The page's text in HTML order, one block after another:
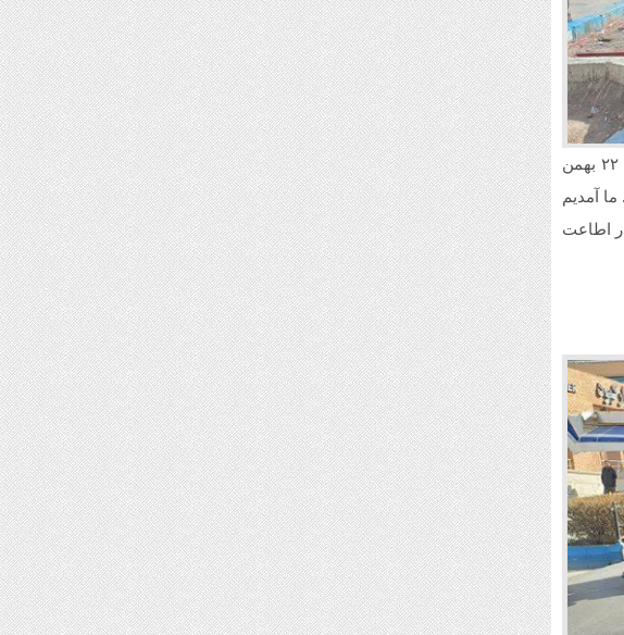
چرا در راهپیمایی امروز شرکت کردید؟ در حالی که خودش را نورالدین برناوش معرفی می کند می گوید جشن ۲۲ بهمن
آمدیم
اطاعت